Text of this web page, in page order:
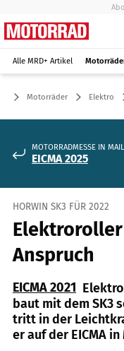
Abo
Alle MRD+ Artikel
Motorräder Elektro
MOTORRADMESSE IN
EICMA 2025
HORWIN SK3 FÜR 2022
Anspruch
EICMA 2021
baut mit dem SK3
tritt in der
er auf der EICMA